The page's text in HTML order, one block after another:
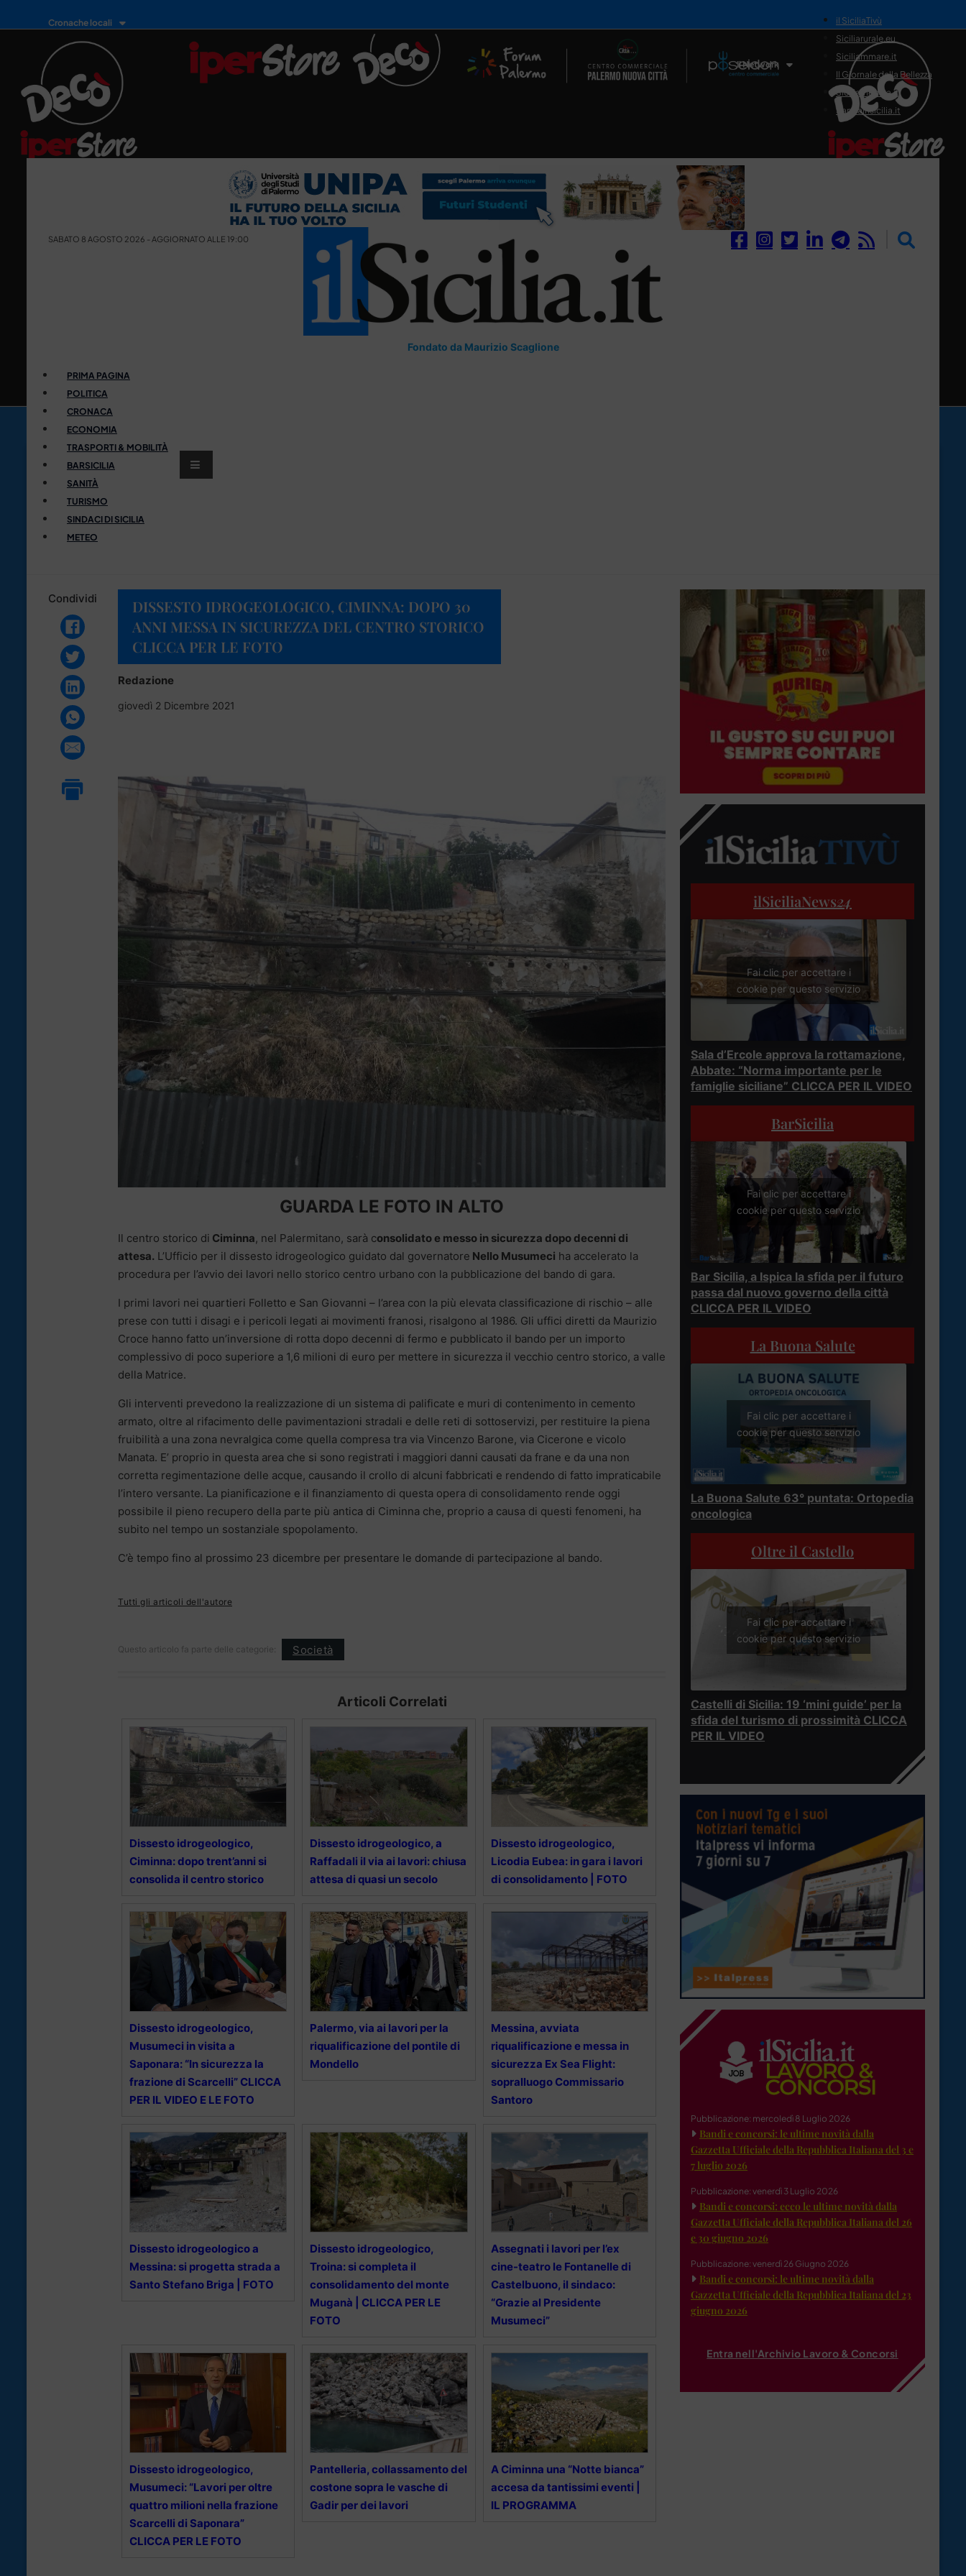
Cronache locali
Il Network
il SiciliaTivù
Siciliarurale.eu
Siciliammare.it
Il Giornale della Bellezza
Siciliamedica.it
Sanitainsicilia.it
SABATO 8 AGOSTO 2026 - AGGIORNATO ALLE 19:00
Fondato da Maurizio Scaglione
PRIMA PAGINA
POLITICA
CRONACA
ECONOMIA
TRASPORTI & MOBILITÀ
BARSICILIA
SANITÀ
TURISMO
SINDACI DI SICILIA
METEO
Condividi
DISSESTO IDROGEOLOGICO, CIMINNA: DOPO 30
ANNI MESSA IN SICUREZZA DEL CENTRO STORICO
CLICCA PER LE FOTO
Redazione
giovedì 2 Dicembre 2021
GUARDA LE FOTO IN ALTO
Il centro storico di Ciminna, nel Palermitano, sarà consolidato e messo in sicurezza dopo decenni di
attesa. L’Ufficio per il dissesto idrogeologico guidato dal governatore Nello Musumeci ha accelerato la
procedura per l’avvio dei lavori nello storico centro urbano con la pubblicazione del bando di gara.
I primi lavori nei quartieri Folletto e San Giovanni – l’area con la più elevata classificazione di rischio – alle
prese con tutti i disagi e i pericoli legati ai movimenti franosi, risalgono al 1986. Gli uffici diretti da Maurizio
Croce hanno fatto un’inversione di rotta dopo decenni di fermo e pubblicato il bando per un importo
complessivo di poco superiore a 1,6 milioni di euro per mettere in sicurezza il vecchio centro storico, a valle
della Matrice.
Gli interventi prevedono la realizzazione di un sistema di palificate e muri di contenimento in cemento
armato, oltre al rifacimento delle pavimentazioni stradali e delle reti di sottoservizi, per restituire la piena
fruibilità a una zona nevralgica come quella compresa tra via Vincenzo Barone, via Cicerone e vicolo
Manata. E’ proprio in questa area che si sono registrati i maggiori danni causati da frane e da una non
corretta regimentazione delle acque, causando il crollo di alcuni fabbricati e rendendo di fatto impraticabile
l’intero versante. La pianificazione e il finanziamento di questa opera di consolidamento rende oggi
possibile il pieno recupero della parte più antica di Ciminna che, proprio a causa di questi fenomeni, ha
subito nel tempo un sostanziale spopolamento.
C’è tempo fino al prossimo 23 dicembre per presentare le domande di partecipazione al bando.
Tutti gli articoli dell'autore
Questo articolo fa parte delle categorie: Società
Articoli Correlati
Dissesto idrogeologico,
Ciminna: dopo trent’anni si
consolida il centro storico
Dissesto idrogeologico, a
Raffadali il via ai lavori: chiusa
attesa di quasi un secolo
Dissesto idrogeologico,
Licodia Eubea: in gara i lavori
di consolidamento | FOTO
Dissesto idrogeologico,
Musumeci in visita a
Saponara: “In sicurezza la
frazione di Scarcelli” CLICCA
PER IL VIDEO E LE FOTO
Palermo, via ai lavori per la
riqualificazione del pontile di
Mondello
Messina, avviata
riqualificazione e messa in
sicurezza Ex Sea Flight:
sopralluogo Commissario
Santoro
Dissesto idrogeologico a
Messina: si progetta strada a
Santo Stefano Briga | FOTO
Dissesto idrogeologico,
Troina: si completa il
consolidamento del monte
Muganà | CLICCA PER LE
FOTO
Assegnati i lavori per l’ex
cine-teatro le Fontanelle di
Castelbuono, il sindaco:
“Grazie al Presidente
Musumeci”
Dissesto idrogeologico,
Musumeci: “Lavori per oltre
quattro milioni nella frazione
Scarcelli di Saponara”
CLICCA PER LE FOTO
Pantelleria, collassamento del
costone sopra le vasche di
Gadir per dei lavori
A Ciminna una “Notte bianca”
accesa da tantissimi eventi |
IL PROGRAMMA
ilSiciliaNews24
Fai clic per accettare i
cookie per questo servizio
Sala d’Ercole approva la rottamazione,
Abbate: “Norma importante per le
famiglie siciliane” CLICCA PER IL VIDEO
BarSicilia
Fai clic per accettare i
cookie per questo servizio
Bar Sicilia, a Ispica la sfida per il futuro
passa dal nuovo governo della città
CLICCA PER IL VIDEO
La Buona Salute
Fai clic per accettare i
cookie per questo servizio
La Buona Salute 63° puntata: Ortopedia
oncologica
Oltre il Castello
Fai clic per accettare i
cookie per questo servizio
Castelli di Sicilia: 19 ‘mini guide’ per la
sfida del turismo di prossimità CLICCA
PER IL VIDEO
Pubblicazione: mercoledì 8 Luglio 2026
Bandi e concorsi: le ultime novità dalla
Gazzetta Ufficiale della Repubblica Italiana del 3 e
7 luglio 2026
Pubblicazione: venerdì 3 Luglio 2026
Bandi e concorsi: ecco le ultime novità dalla
Gazzetta Ufficiale della Repubblica Italiana del 26
e 30 giugno 2026
Pubblicazione: venerdì 26 Giugno 2026
Bandi e concorsi: le ultime novità dalla
Gazzetta Ufficiale della Repubblica Italiana del 23
giugno 2026
Entra nell'Archivio Lavoro & Concorsi